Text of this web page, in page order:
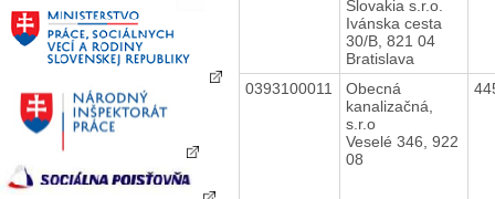
Slovakia s.r.o.
Ivánska cesta
30/B, 821 04
Bratislava
0393100011
Obecná
kanalizačná,
s.r.o
Veselé 346, 922
08